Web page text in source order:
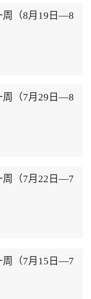
周（8月19日—8
周（7月29日—8
周（7月22日—7
周（7月15日—7